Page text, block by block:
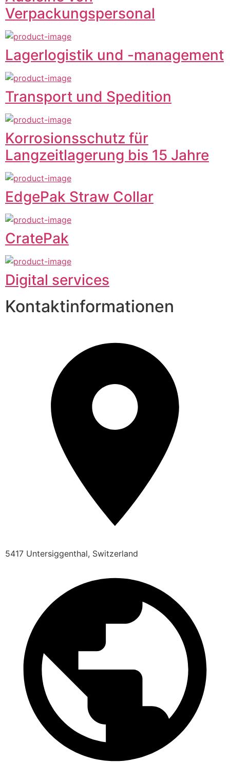
Verpackungspersonal
Lagerlogistik und -management
Transport und Spedition
Korrosionsschutz für
Langzeitlagerung bis 15 Jahre
EdgePak Straw Collar
CratePak
Digital services
Kontaktinformationen
5417 Untersiggenthal, Switzerland